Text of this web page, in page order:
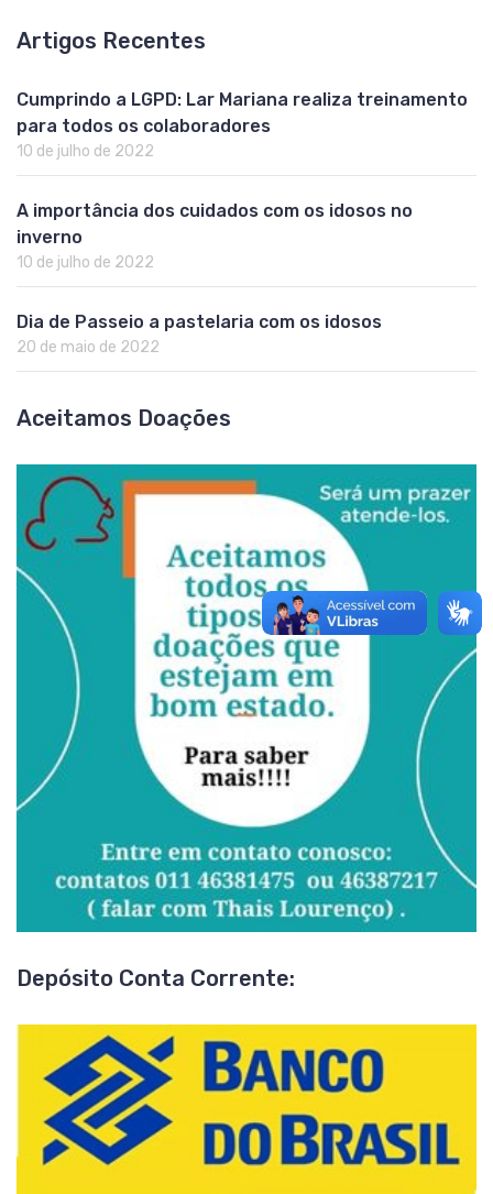
Artigos Recentes
Cumprindo a LGPD: Lar Mariana realiza treinamento
para todos os colaboradores
10 de julho de 2022
A importância dos cuidados com os idosos no
inverno
10 de julho de 2022
Dia de Passeio a pastelaria com os idosos
20 de maio de 2022
Aceitamos Doações
Depósito Conta Corrente: